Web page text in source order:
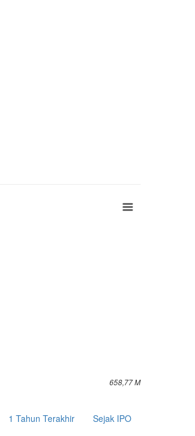
658,77 M
1 Tahun Terakhir Sejak IPO